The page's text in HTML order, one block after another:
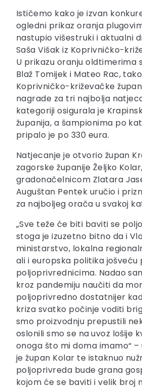
Ističemo kako je izvan
ogledni prikaz oranja
nastupio višestruki i aktualni
Saša Višak iz Koprivničko-
U prikazu oranju oldtimerima
Blaž Tomijek i Mateo Rac,
Koprivničko-križevačke
nagrade za tri najbolja
kategoriji osigurala je
županija, a šampionima po
pripalo je po 330 eura.
Natjecanje je otvorio župan
zagorske županije Željko
gradonačelnicom Zlatara
Auguštan Pentek uručio i
za najboljeg orača u svakoj
„Sve teže će biti baviti se
stoga je izuzetno bitno da i
ministarstvo, lokalna
ali i europska politika jošveću
poljoprivrednicima. Nadao
kroz pandemiju naučiti da
poljoprivredno dostatnijer
kriza svatko počinje voditi
smo proizvodnju prepustili
oslonili smo se nauvoz lošije
onoga što mi doma imamo“ –
je župan Kolar te istaknuo
poljoprivreda bude grana
kojom će se baviti i velik broj